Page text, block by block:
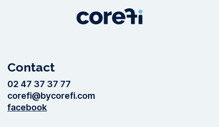
Contact
02 47 37 37 77
corefi@bycorefi.com
facebook